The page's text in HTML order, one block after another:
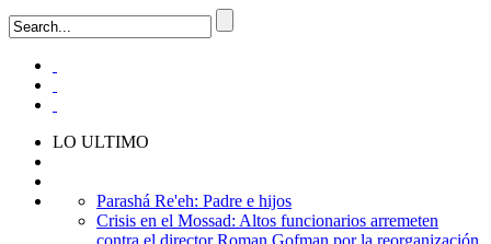
LO ULTIMO
Parashá Re'eh: Padre e hijos
Crisis en el Mossad: Altos funcionarios arremeten
contra el director Roman Gofman por la reorganización